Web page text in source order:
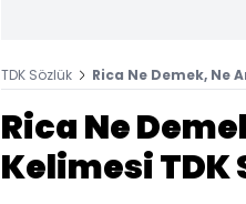
TDK Sözlük Rica Ne Demek, Ne
Rica Ne
Kelimesi TDK